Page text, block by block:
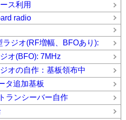
ス利用
radio
ジオ(RF増幅、BFOあり):
オ(BFO): 7MHz
オの自作：基板領布中
タ追加基板
ランシーバー自作